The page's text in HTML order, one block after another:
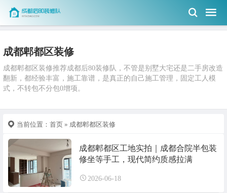
成都郫都区装修
成都郫都区装修推荐成都后80装修队，不管是别墅大宅还是二手房改造
翻新，都经验丰富，施工靠谱，是真正的自己施工管理，固定工人模
式，不转包不分包0增项。
当前位置： 首页 » 成都郫都区装修
成都郫都区工地实拍｜成都合院半包装
修坐等手工，现代简约质感拉满
2026-06-18